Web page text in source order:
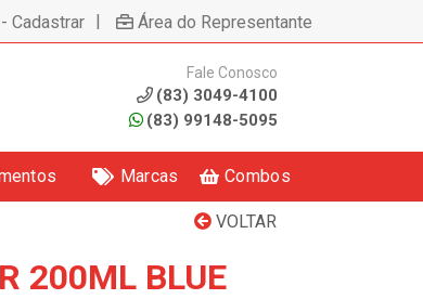
Cadastrar | Área do Representante
Fale Conosco
(83) 3049-4100
(83) 99148-5095
Marcas Combos
VOLTAR
200ML BLUE